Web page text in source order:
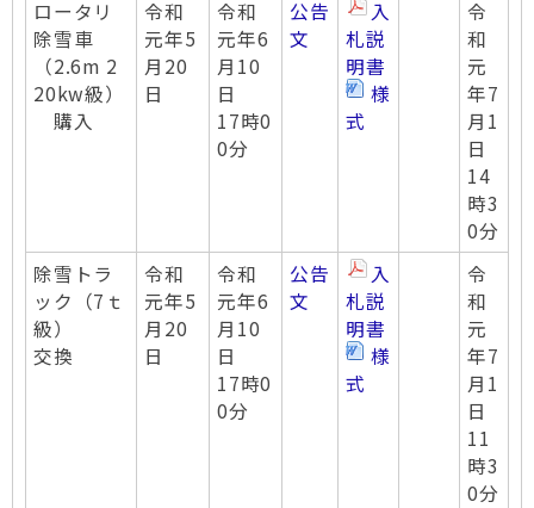
ロータリ
除雪車
（2.6m 2
20kw級）
購入
令和
元年5
月20
日
令和
元年6
月10
日
17時0
0分
公告
文
入
札説
明書
様
式
令
和
元
年7
月1
日
14
時3
0分
除雪トラ
ック（7ｔ
級）
交換
令和
元年5
月20
日
令和
元年6
月10
日
17時0
0分
公告
文
入
札説
明書
様
式
令
和
元
年7
月1
日
11
時3
0分